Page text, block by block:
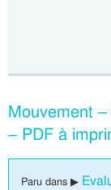
Mouvement
– PDF à
Paru dans ▶